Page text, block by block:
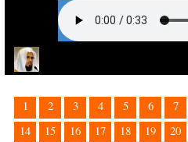
1 2 3 4 5 6 7
14
15 16 17 18 19 20